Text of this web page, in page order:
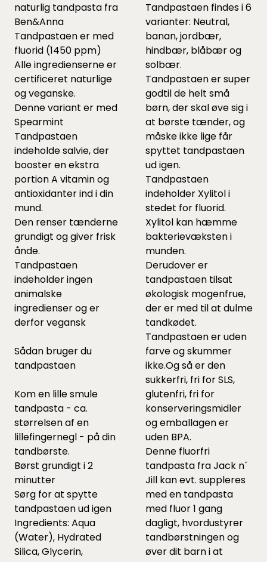
naturlig tandpasta fra
Ben&Anna
Tandpastaen er med
fluorid (1450 ppm)
Alle ingredienserne er
certificeret naturlige
og veganske.
Denne variant er med
Spearmint
Tandpastaen
indeholde salvie, der
booster en ekstra
portion A vitamin og
antioxidanter ind i din
mund.
Den renser tænderne
grundigt og giver frisk
ånde.
Tandpastaen
indeholder ingen
animalske
ingredienser og er
derfor vegansk
Sådan bruger du
tandpastaen
Kom en lille smule
tandpasta - ca.
størrelsen af en
lillefingernegl - på din
tandbørste.
Børst grundigt i 2
minutter
Sørg for at spytte
tandpastaen ud igen
Ingredients: Aqua
(Water), Hydrated
Silica, Glycerin,
Tandpastaen findes i 6
varianter: Neutral,
banan, jordbær,
hindbær, blåbær og
solbær.
Tandpastaen er super
godtil de helt små
børn, der skal øve sig i
at børste tænder, og
måske ikke lige får
spyttet tandpastaen
ud igen.
Tandpastaen
indeholder Xylitol i
stedet for fluorid.
Xylitol kan hæmme
bakterievæksten i
munden.
Derudover er
tandpastaen tilsat
økologisk mogenfrue,
der er med til at dulme
tandkødet.
Tandpastaen er uden
farve og skummer
ikke.Og så er den
sukkerfri, fri for SLS,
glutenfri, fri for
konserveringsmidler
og emballagen er
uden BPA.
Denne fluorfri
tandpasta fra Jack n´
Jill kan evt. suppleres
med en tandpasta
med fluor 1 gang
dagligt, hvordustyrer
tandbørstningen og
øver dit barn i at